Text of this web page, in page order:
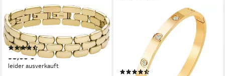
FOSSIL
Armband Schmuck Geschenk
Edelstahl Armkette Arden
(8)
95,00 €
leider ausverkauft
Edelstahlarmband Massives
Edelstahl Armband Gold
Armreif 18K Gold Hochglanz
18-19cm